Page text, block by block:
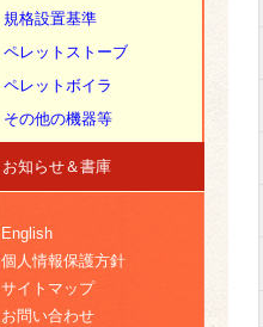
規格設置基準
ペレットストーブ
ペレットボイラ
その他の機器等
お知らせ＆書庫
English
個人情報保護方針
サイトマップ
お問い合わせ